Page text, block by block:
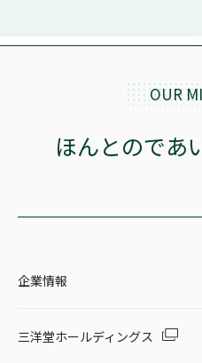
OUR
ほんとのであ
企業情報
三洋堂ホールディングス